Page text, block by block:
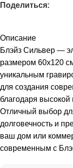
Поделиться:
Описание
Блэйз Сильвер —
размером 60х120
уникальным
для создания
благодаря высокой
Отличный выбор
долговечность и
ваш дом или
современным с